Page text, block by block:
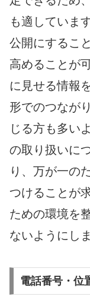
も適していま
公開にするこ
高めることが
に見せる情報
形でのつなが
じる方も多い
の取り扱いに
り、万が一の
つけることが
ための環境を
ないようにし
電話番号・位